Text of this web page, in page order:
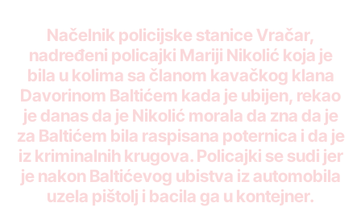
Načelnik policijske stanice Vračar,
nadređeni policajki Mariji Nikolić koja je
bila u kolima sa članom kavačkog klana
Davorinom Baltićem kada je ubijen, rekao
je danas da je Nikolić morala da zna da je
za Baltićem bila raspisana poternica i da je
iz kriminalnih krugova. Policajki se sudi jer
je nakon Baltićevog ubistva iz automobila
uzela pištolj i bacila ga u kontejner.